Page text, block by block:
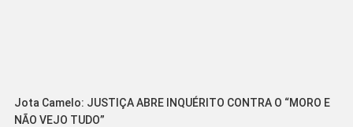
Jota Camelo: JUSTIÇA ABRE INQUÉRITO CONTRA O “MORO E
NÃO VEJO TUDO”